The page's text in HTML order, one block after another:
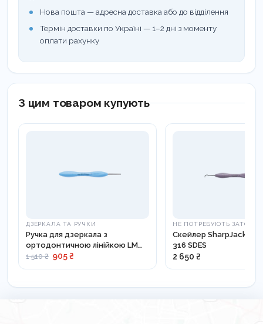
Нова пошта — адресна доставка або до відділення
Термін доставки по Україні — 1–2 дні з моменту
оплати рахунку
З цим товаром купують
ДЗЕРКАЛА ТА РУЧКИ
Ручка для дзеркала з
ортодонтичною лінійкою LM
25-26 ES
1 510 ₴ 905 ₴
НЕ ПОТРЕБУЮТЬ
Скейлер SharpJack SD
316 SDES
2 650 ₴